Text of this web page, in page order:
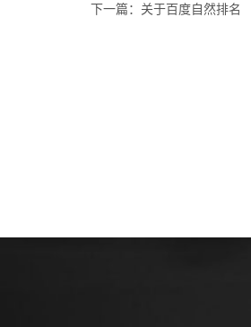
下一篇：关于百度自然排名